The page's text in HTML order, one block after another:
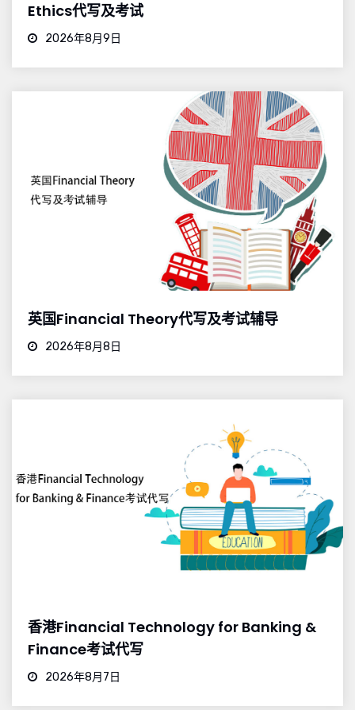
Ethics代写及考试
2026年8月9日
英国Financial Theory代写及考试辅导
2026年8月8日
香港Financial Technology for Banking &
Finance考试代写
2026年8月7日